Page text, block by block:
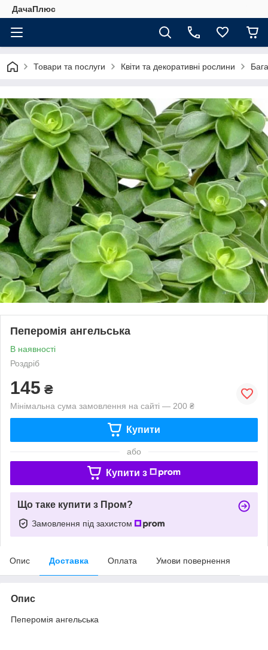
ДачаПлюс
Товари та послуги Квіти та декоративні рослини
Пеперомія ангельська
В наявності
Роздріб
145 ₴
Мінімальна сума замовлення на сайті — 200 ₴
Купити
або
Купити з
Що таке купити з Пром?
Замовлення під захистом
Опис Доставка Оплата Умови повернення
Опис
Пеперомія ангельська